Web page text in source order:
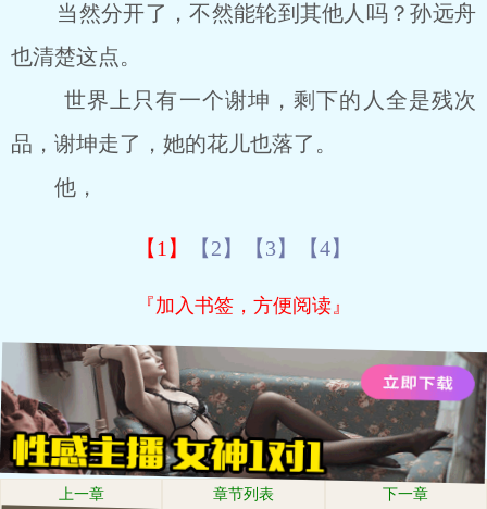
当然分开了，不然能轮到其他人吗？孙远舟
也清楚这点。
世界上只有一个谢坤，剩下的人全是残次
品，谢坤走了，她的花儿也落了。
他，
【1】 【2】 【3】 【4】
『加入书签，方便阅读』
上一章 章节列表 下一章